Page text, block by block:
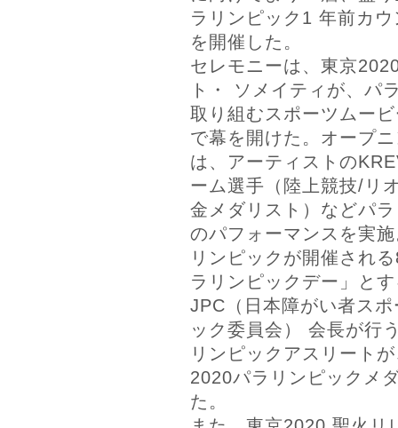
ラリンピック1 年前カ
を開催した。
セレモニーは、東京
ト・ ソメイティが、パ
取り組むスポーツムー
で幕を開けた。オープ
は、アーティストの
ーム選手（陸上競技/リ
金メダリスト）などパ
のパフォーマンスを実
リンピックが開催され
ラリンピックデー」と
JPC（日本障がい者ス
ック委員会） 会長が行
リンピックアスリート
2020パラリンピックメ
た。